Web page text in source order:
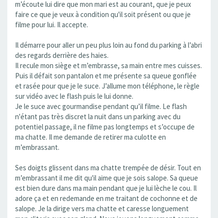
m’écoute lui dire que mon mari est au courant, que je peux
faire ce que je veux à condition qu'il soit présent ou que je
filme pour lui. Il accepte.
Il démarre pour aller un peu plus loin au fond du parking à l’abri
des regards derrière des haies.
Il recule mon siège et m’embrasse, sa main entre mes cuisses.
Puis il défait son pantalon et me présente sa queue gonflée
et rasée pour que je le suce. J’allume mon téléphone, le règle
sur vidéo avec le flash puis le lui donne.
Je le suce avec gourmandise pendant qu’il filme. Le flash
n'étant pas très discret la nuit dans un parking avec du
potentiel passage, il ne filme pas longtemps et s’occupe de
ma chatte. Il me demande de retirer ma culotte en
m’embrassant.
Ses doigts glissent dans ma chatte trempée de désir. Tout en
m’embrassant il me dit qu'il aime que je sois salope. Sa queue
est bien dure dans ma main pendant que je lui lèche le cou. Il
adore ça et en redemande en me traitant de cochonne et de
salope. Je la dirige vers ma chatte et caresse longuement